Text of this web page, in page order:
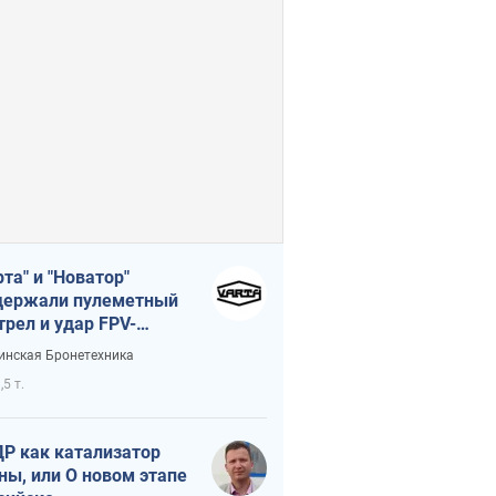
и "Новатор"
пулеметный
и удар FPV-
сохранив жизнь
Бронетехника
т.
как катализатор
или О новом этапе